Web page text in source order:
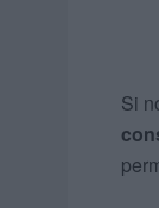
Si